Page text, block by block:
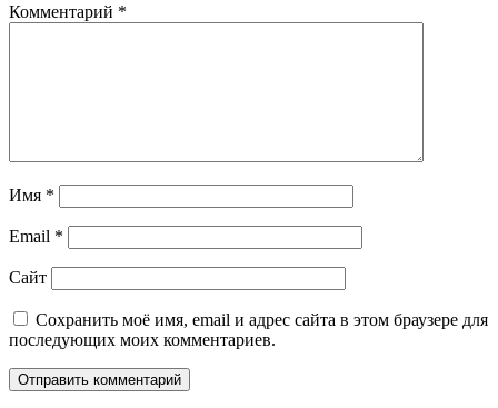
Комментарий *
Имя *
Email *
Сайт
Сохранить моё имя, email и адрес сайта в этом браузере для
последующих моих комментариев.